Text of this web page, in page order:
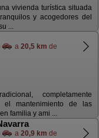
vivienda turística situada
y acogedores del
...
a 20,5 km de
completamente
mantenimiento de las
familia y ami ...
a 20,9 km de